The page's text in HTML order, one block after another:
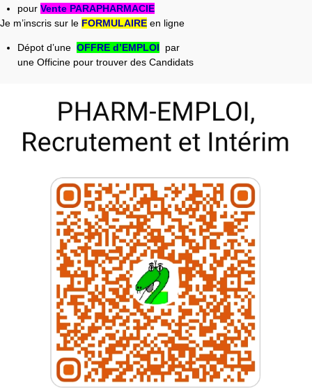
pour Vente PARAPHARMACIE
Je m’inscris sur le FORMULAIRE en ligne
Dépot d’une OFFRE d’EMPLOI par
une Officine pour trouver des Candidats